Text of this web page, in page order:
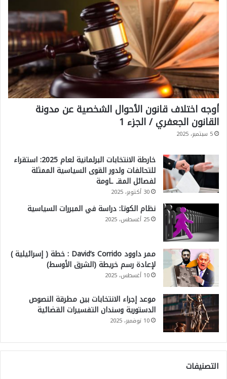
أوجه اختلاف قانون الأحوال الشخصية عن مدونة
القانون الجعفري / الجزء 1
5 سبتمبر، 2025
خارطة الانتخابات البرلمانية لعام 2025: استقراء
للتحالفات ولدور القوى السياسية الممثلة
لفصائل المقـ ـاومة
30 أكتوبر، 2025
نظام الكوتا: دراسة في المبررات السياسية
25 أغسطس، 2025
ممر داوود David’s Corrido : خطة ( إسرائيلية )
لإعادة رسم خريطة (الشرق الأوسط)
10 أغسطس، 2025
موعد إجراء الانتخابات بين مطرقة النصوص
الدستورية وسندان التفسيرات القضائية
10 نوفمبر، 2025
التصنيفات